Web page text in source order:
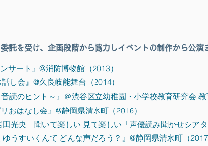
託を受け、企画段階から協力しイベントの制作から公演
サート』@消防博物館（2013）
し会』@久良岐能舞台（2014）
音読のヒント～』＠渋谷区立幼稚園・小学校教育研究会
おはなし会』@静岡県清水町（2016）
田光央 聞いて楽しい 見て楽しい「声優読み聞かせシア
ゆうすいくんて どんな声だろう？』@静岡県清水町（